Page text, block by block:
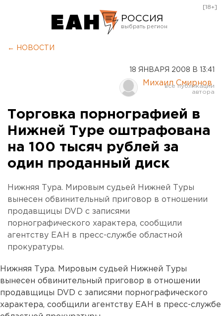
РОССИЯ
Курган
Оренбург
[18+]
← НОВОСТИ
18 ЯНВАРЯ 2008 В 13:41
Михаил Смирнов
Торговка порнографией в
Нижней Туре оштрафована
на 100 тысяч рублей за
один проданный диск
Нижняя Тура. Мировым судьей Нижней Туры
вынесен обвинительный приговор в отношении
продавщицы DVD с записями
порнографического характера, сообщили
агентству ЕАН в пресс-службе областной
прокуратуры.
Нижняя Тура. Мировым судьей Нижней Туры
вынесен обвинительный приговор в отношении
продавщицы DVD с записями порнографического
характера, сообщили агентству ЕАН в пресс-службе